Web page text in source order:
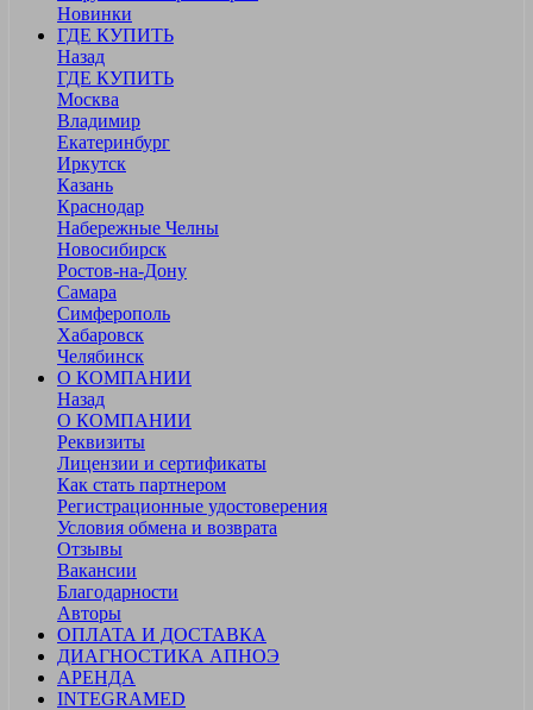
Новинки
ГДЕ КУПИТЬ
Назад
ГДЕ КУПИТЬ
Москва
Владимир
Екатеринбург
Иркутск
Казань
Краснодар
Набережные Челны
Новосибирск
Ростов-на-Дону
Самара
Симферополь
Хабаровск
Челябинск
О КОМПАНИИ
Назад
О КОМПАНИИ
Реквизиты
Лицензии и сертификаты
Как стать партнером
Регистрационные удостоверения
Условия обмена и возврата
Отзывы
Вакансии
Благодарности
Авторы
ОПЛАТА И ДОСТАВКА
ДИАГНОСТИКА АПНОЭ
АРЕНДА
INTEGRAMED